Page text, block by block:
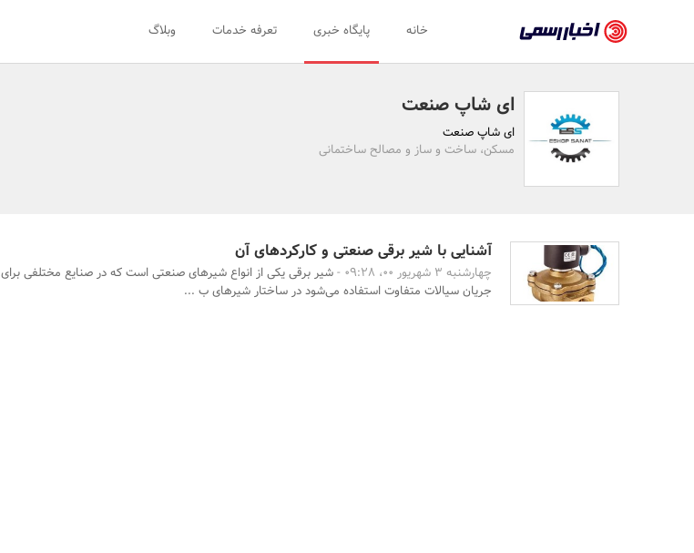
رسمی
-
اخبار
تایید
سازمان‌ها
روابط
خانه پایگاه خبری تعرفه خدمات وبلاگ
ای شاپ صنعت
ای شاپ صنعت
مسکن، ساخت و ساز و مصالح ساختمانی
آشنایی با شیر برقی صنعتی و کارکردهای آن
چهارشنبه 3 شهریور 00، 09:28 -
شیر برقی یکی از انواع شیرهای صنعتی است که در صنایع مختلفی برای
جریان سیالات متفاوت استفاده می‌شود در ساختار شیرهای ب ...